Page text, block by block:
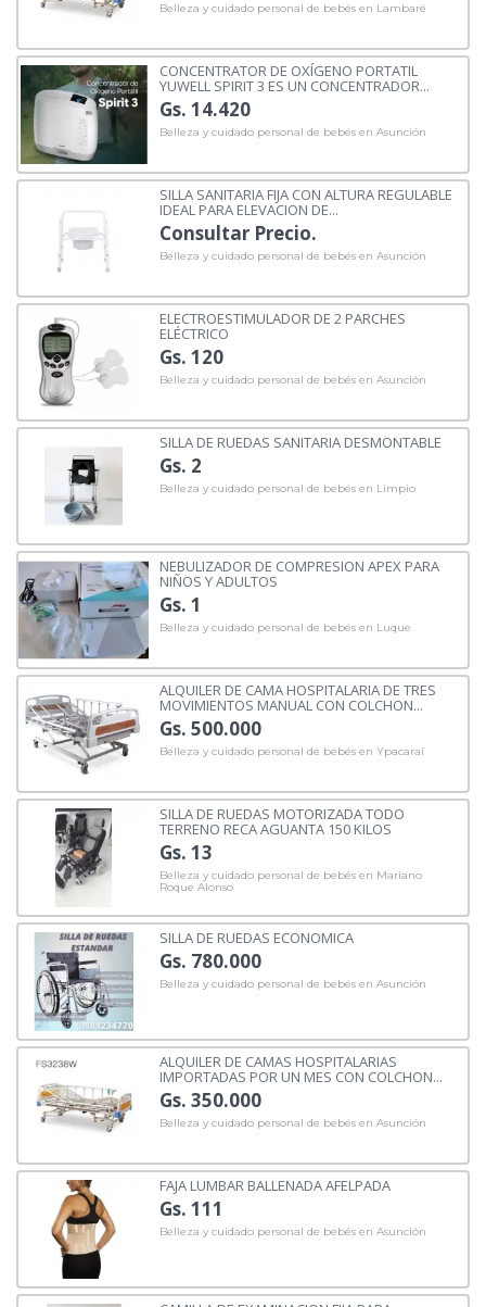
Belleza y cuidado personal de bebés en Lambaré
CONCENTRATOR DE OXÍGENO PORTATIL
YUWELL SPIRIT 3 ES UN CONCENTRADOR...
Gs. 14.420
Belleza y cuidado personal de bebés en Asunción
SILLA SANITARIA FIJA CON ALTURA REGULABLE
IDEAL PARA ELEVACION DE...
Consultar Precio.
Belleza y cuidado personal de bebés en Asunción
ELECTROESTIMULADOR DE 2 PARCHES
ELÉCTRICO
Gs. 120
Belleza y cuidado personal de bebés en Asunción
SILLA DE RUEDAS SANITARIA DESMONTABLE
Gs. 2
Belleza y cuidado personal de bebés en Limpio
NEBULIZADOR DE COMPRESION APEX PARA
NIÑOS Y ADULTOS
Gs. 1
Belleza y cuidado personal de bebés en Luque
ALQUILER DE CAMA HOSPITALARIA DE TRES
MOVIMIENTOS MANUAL CON COLCHON...
Gs. 500.000
Belleza y cuidado personal de bebés en Ypacaraí
SILLA DE RUEDAS MOTORIZADA TODO
TERRENO RECA AGUANTA 150 KILOS
Gs. 13
Belleza y cuidado personal de bebés en Mariano
Roque Alonso
SILLA DE RUEDAS ECONOMICA
Gs. 780.000
Belleza y cuidado personal de bebés en Asunción
ALQUILER DE CAMAS HOSPITALARIAS
IMPORTADAS POR UN MES CON COLCHON...
Gs. 350.000
Belleza y cuidado personal de bebés en Asunción
FAJA LUMBAR BALLENADA AFELPADA
Gs. 111
Belleza y cuidado personal de bebés en Asunción